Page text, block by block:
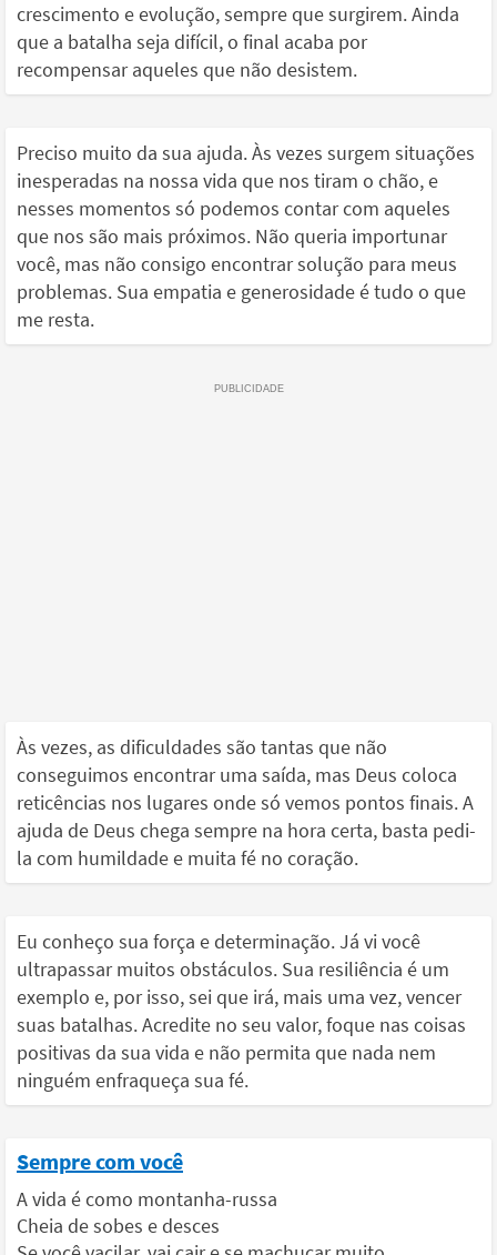
crescimento e evolução, sempre que surgirem. Ainda
que a batalha seja difícil, o final acaba por
recompensar aqueles que não desistem.
Preciso muito da sua ajuda. Às vezes surgem situações
inesperadas na nossa vida que nos tiram o chão, e
nesses momentos só podemos contar com aqueles
que nos são mais próximos. Não queria importunar
você, mas não consigo encontrar solução para meus
problemas. Sua empatia e generosidade é tudo o que
me resta.
Às vezes, as dificuldades são tantas que não
conseguimos encontrar uma saída, mas Deus coloca
reticências nos lugares onde só vemos pontos finais. A
ajuda de Deus chega sempre na hora certa, basta pedi-
la com humildade e muita fé no coração.
Eu conheço sua força e determinação. Já vi você
ultrapassar muitos obstáculos. Sua resiliência é um
exemplo e, por isso, sei que irá, mais uma vez, vencer
suas batalhas. Acredite no seu valor, foque nas coisas
positivas da sua vida e não permita que nada nem
ninguém enfraqueça sua fé.
Sempre com você
A vida é como montanha-russa
Cheia de sobes e desces